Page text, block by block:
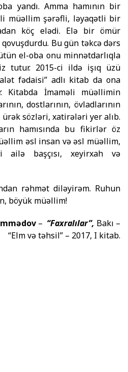
yandı. Amma hamının bir
müəllim şərəfli, ləyaqətli bir
köç elədi. Elə bir ömür
Bu gün təkcə dərs
el-oba onu minnətdarlıqla
tutur. 2015-ci ildə işıq üzü
fə­da­isi” adlı kitab da ona
Kitabda İmaməli müəllimin
dostlarının, övladlarının
ürək sözləri, xatirələri yer alıb.
ha­mı­sın­da bu fikirlər öz
əsl insan və əsl mü­əl­lim,
ailə başçısı, xeyirxah və
rəhmət diləyirəm. Ruhun
böyük müəllim!
– “Faxralılar”, Bakı –
“Elm və təhsil” – 2017, I kitab.